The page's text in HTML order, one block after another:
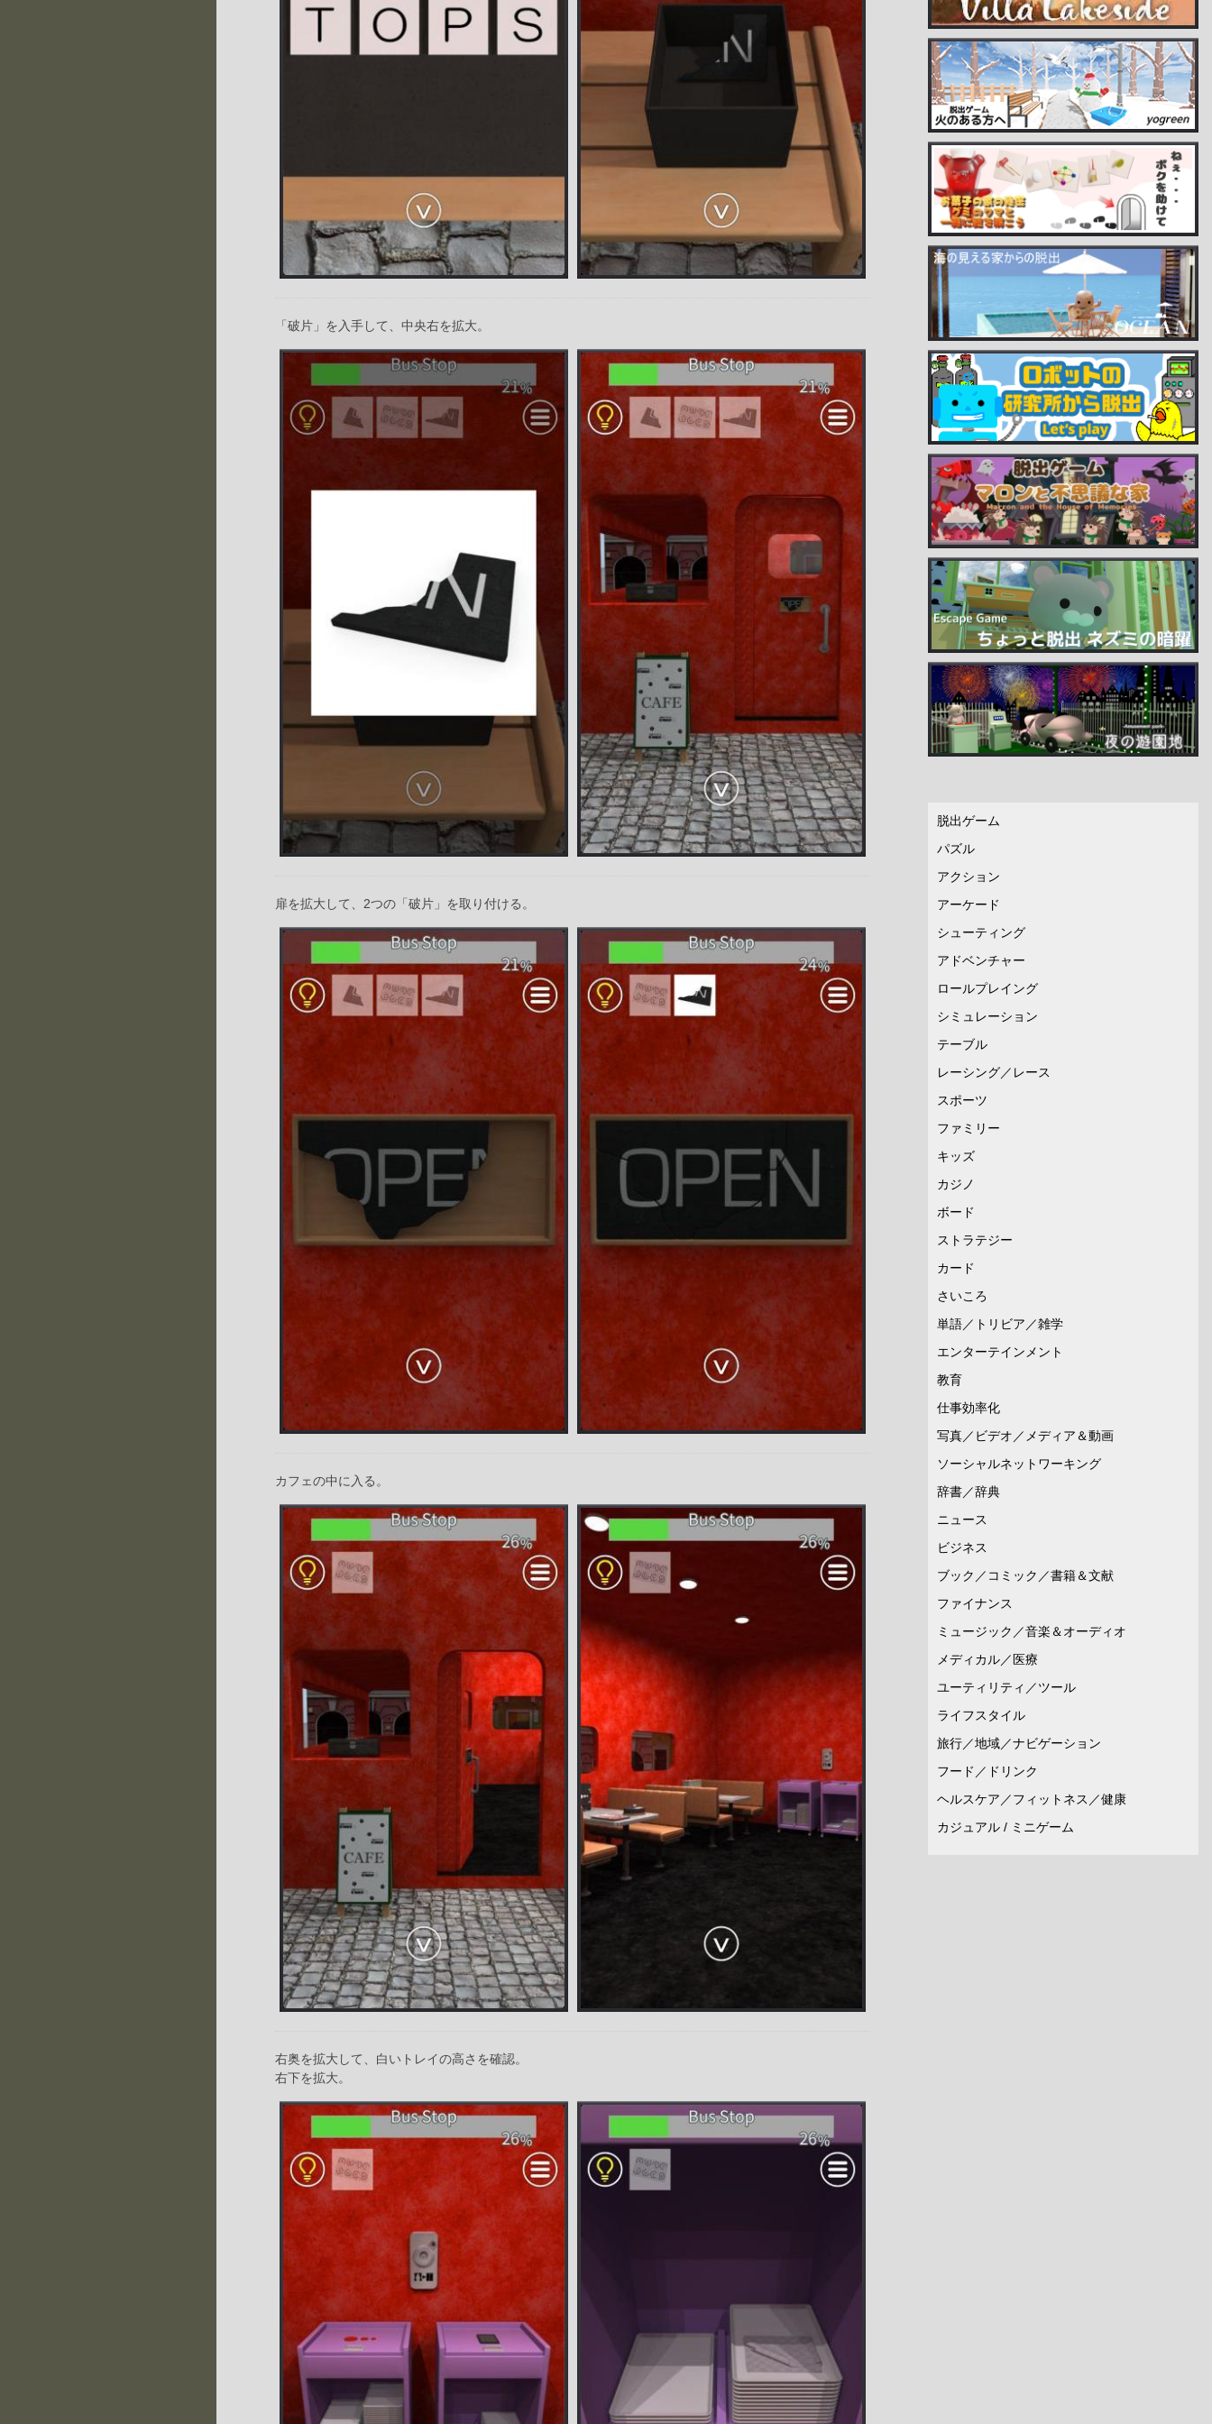
「破片」を入手して、中央右を拡大。
扉を拡大して、2つの「破片」を取り付ける。
カフェの中に入る。
右奥を拡大して、白いトレイの高さを確認。
右下を拡大。
脱出ゲーム
パズル
アクション
アーケード
シューティング
アドベンチャー
ロールプレイング
シミュレーション
テーブル
レーシング／レース
スポーツ
ファミリー
キッズ
カジノ
ボード
ストラテジー
カード
さいころ
単語／トリビア／雑学
エンターテインメント
教育
仕事効率化
写真／ビデオ／メディア＆動画
ソーシャルネットワーキング
辞書／辞典
ニュース
ビジネス
ブック／コミック／書籍＆文献
ファイナンス
ミュージック／音楽＆オーディオ
メディカル／医療
ユーティリティ／ツール
ライフスタイル
旅行／地域／ナビゲーション
フード／ドリンク
ヘルスケア／フィットネス／健康
カジュアル / ミニゲーム